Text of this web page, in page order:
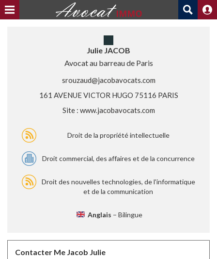
Julie JACOB
Avocat au barreau de Paris
srouzaud@jacobavocats.com
161 AVENUE VICTOR HUGO 75116 PARIS
Site : www.jacobavocats.com
Droit de la propriété intellectuelle
Droit commercial, des affaires et de la concurrence
Droit des nouvelles technologies, de l'informatique
et de la communication
Anglais − Bilingue
Contacter Me Jacob Julie